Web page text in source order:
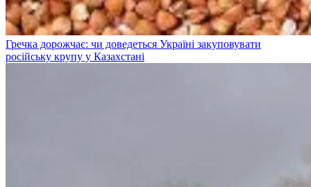
Гречка дорожчає: чи доведеться Україні закуповувати
російську крупу у Казахстані